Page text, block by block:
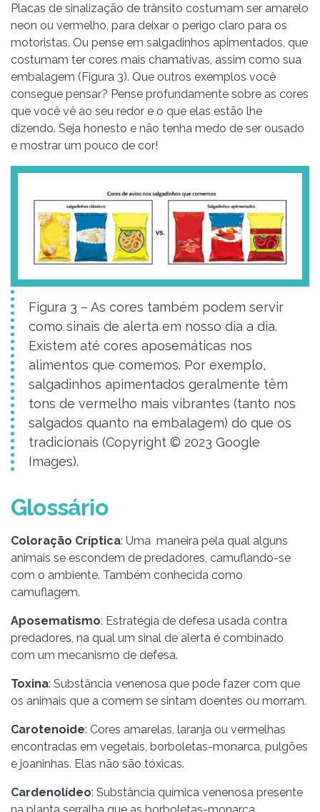
Placas de sinalização de trânsito costumam ser amarelo
neon ou vermelho, para deixar o perigo claro para os
motoristas. Ou pense em salgadinhos apimentados, que
costumam ter cores mais chamativas, assim como sua
embalagem (Figura 3). Que outros exemplos você
consegue pensar? Pense profundamente sobre as cores
que você vê ao seu redor e o que elas estão lhe
dizendo. Seja honesto e não tenha medo de ser ousado
e mostrar um pouco de cor!
Figura 3 – As cores também podem servir
como sinais de alerta em nosso dia a dia.
Existem até cores aposemáticas nos
alimentos que comemos. Por exemplo,
salgadinhos apimentados geralmente têm
tons de vermelho mais vibrantes (tanto nos
salgados quanto na embalagem) do que os
tradicionais (Copyright © 2023 Google
Images).
Glossário
Coloração Críptica: Uma maneira pela qual alguns
animais se escondem de predadores, camuflando-se
com o ambiente. Também conhecida como
camuflagem.
Aposematismo: Estratégia de defesa usada contra
predadores, na qual um sinal de alerta é combinado
com um mecanismo de defesa.
Toxina: Substância venenosa que pode fazer com que
os animais que a comem se sintam doentes ou morram.
Carotenoide: Cores amarelas, laranja ou vermelhas
encontradas em vegetais, borboletas-monarca, pulgões
e joaninhas. Elas não são tóxicas.
Cardenolídeo: Substância química venenosa presente